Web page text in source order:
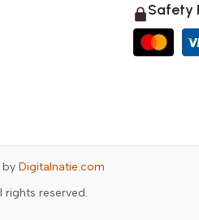
Safety
Digitalnatie.com
rights reserved.